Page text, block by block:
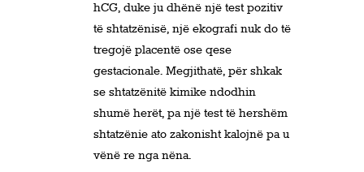
hCG, duke ju dhënë një test pozitiv
të shtatzënisë, një ekografi nuk do të
tregojë placentë ose qese
gestacionale. Megjithatë, për shkak
se shtatzënitë kimike ndodhin
shumë herët, pa një test të hershëm
shtatzënie ato zakonisht kalojnë pa u
vënë re nga nëna.